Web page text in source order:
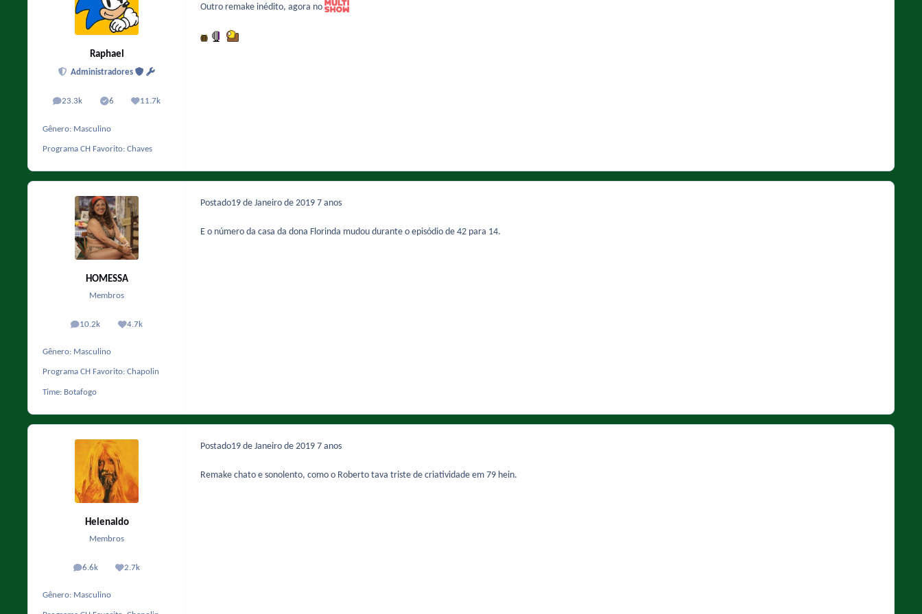
Raphael
Administradores
23.3k
posts 6
Solutions11.7k
Reputação
Gênero: Masculino
Programa CH Favorito: Chaves
Outro remake inédito, agora no
HOMESSA
Membros
10.2k
posts 4.7k
Reputação
Gênero: Masculino
Programa CH Favorito: Chapolin
Time: Botafogo
Postado19 de Janeiro de 2019 7 anos
E o número da casa da dona Florinda mudou durante o episódio de 42 para 14.
Helenaldo
Membros
6.6k
posts 2.7k
Reputação
Gênero: Masculino
Postado19 de Janeiro de 2019 7 anos
Remake chato e sonolento, como o Roberto tava triste de criatividade em 79 hein.